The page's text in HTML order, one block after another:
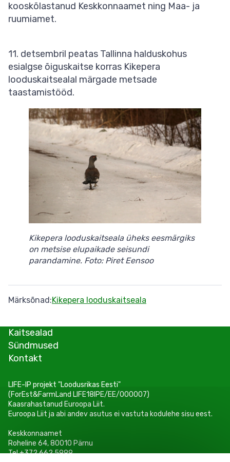
kooskõlastanud Keskkonnaamet ning Maa- ja
ruumiamet.
11. detsembril peatas Tallinna halduskohus
esialgse õiguskaitse korras Kikepera
looduskaitsealal märgade metsade
taastamistööd.
Kikepera looduskaitseala üheks eesmärgiks
on metsise elupaikade seisundi
parandamine. Foto: Piret Eensoo
Märksõnad Kikepera looduskaitseala
Kaitsealad
Sündmused
Kontakt
LIFE-IP projekt "Loodusrikas Eesti"
(ForEst&FarmLand LIFE18IPE/EE/000007)
Kaasrahastanud Euroopa Liit.
Euroopa Liit ja abi andev asutus ei vastuta kodulehe sisu eest.
Keskkonnaamet
Roheline 64, 80010 Pärnu
Tel +372 662 5999